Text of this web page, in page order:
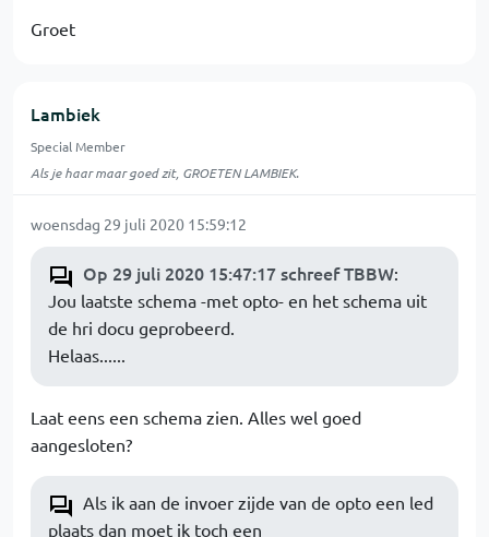
Groet
Lambiek
Special Member
Als je haar maar goed zit, GROETEN LAMBIEK.
woensdag 29 juli 2020 15:59:12
Op 29 juli 2020 15:47:17 schreef TBBW:
Jou laatste schema -met opto- en het schema uit
de hri docu geprobeerd.
Helaas......
Laat eens een schema zien. Alles wel goed
aangesloten?
Als ik aan de invoer zijde van de opto een led
plaats dan moet ik toch een